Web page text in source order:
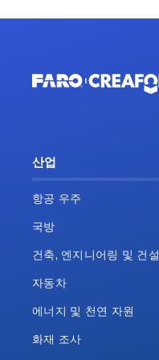
산업
항공 우주
국방
건축, 엔지니어링 및 건설
자동차
에너지 및 천연 자원
화재 조사